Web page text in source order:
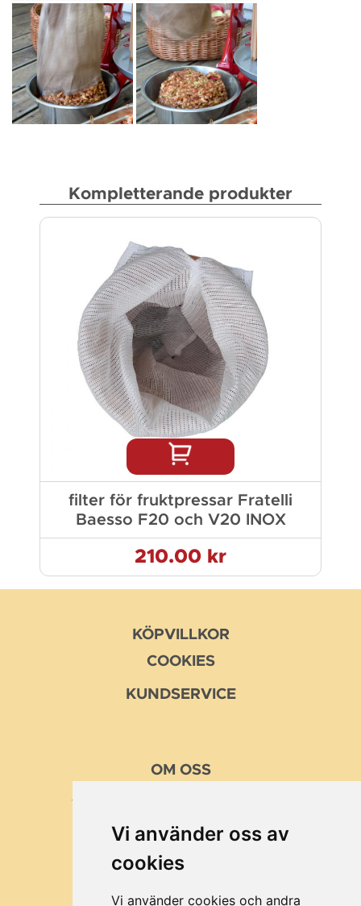
Vi använder oss av
cookies
Vi använder cookies och andra
Kompletterande produkter
filter för fruktpressar Fratelli
Baesso F20 och V20 INOX
210.00 kr
KÖPVILLKOR
COOKIES
KUNDSERVICE
OM OSS
VÅRA MISSION OCH VÄRDEN
KUNDER
BRA ATT VETA
OM MUSTTILLVERKING